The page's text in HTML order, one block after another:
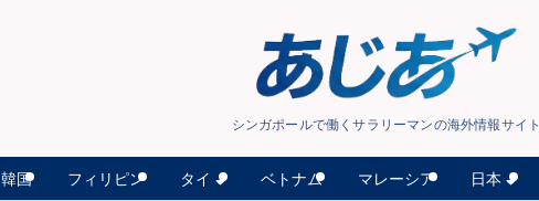
シンガポールで働くサラリーマンの海外情報サイト
韓国 フィリピン タイ ベトナム マレーシア 日本